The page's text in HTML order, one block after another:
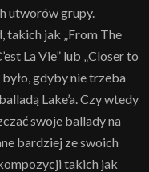
utworów grupy.
takich jak „From The
La Vie” lub „Closer to
gdyby nie trzeba
Lake’a. Czy wtedy
swoje ballady na
bardziej ze swoich
takich jak